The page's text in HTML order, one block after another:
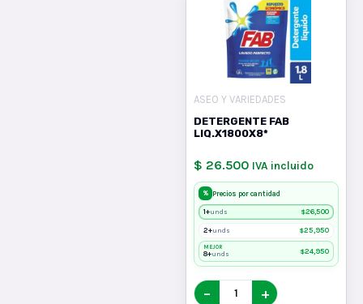
ASEO Y VARIEDADES
DETERGENTE FAB
LIQ.X1800X8*
$ 26.500 IVA incluido
% Precios por cantidad
1+unds $26,500
2+unds $25,950
MEJOR
8+unds $24,950
− +